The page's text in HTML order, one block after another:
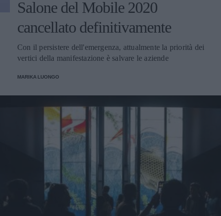
Salone del Mobile 2020
cancellato definitivamente
Con il persistere dell'emergenza, attualmente la priorità dei
vertici della manifestazione è salvare le aziende
MARIKA LUONGO